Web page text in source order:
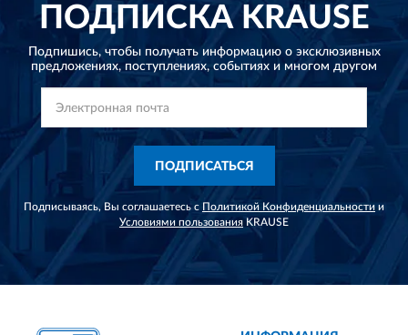
ПОДПИСКАKRAUSE
Подпишись, чтобы получать информацию о эксклюзивных
предложениях, поступлениях, событиях и многом другом
ПОДПИСАТЬСЯ
Подписываясь, Вы соглашаетесь с Политикой Конфиденциальности и
Условиями пользованияKRAUSE